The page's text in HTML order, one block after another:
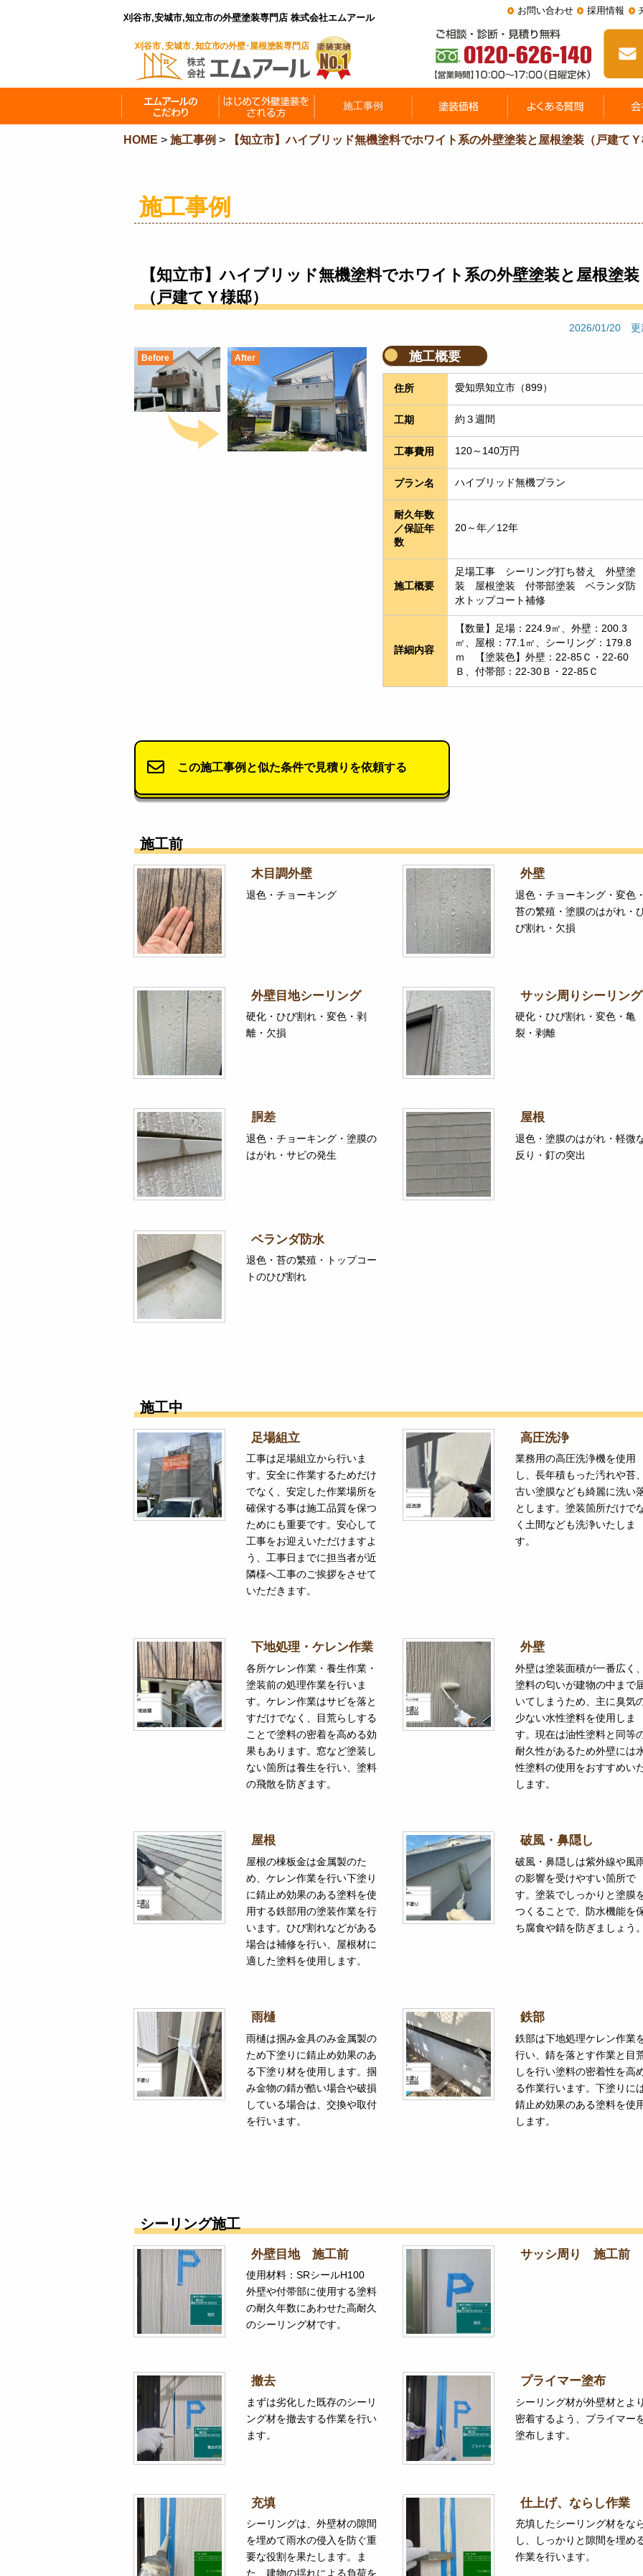
刈谷市,安城市,知立市の外壁塗装専門店 株式会社エムアール
お問い合わせ 採用情報
HOME > 施工事例 > 【知立市】ハイブリッド無機塗料でホワイト系の外壁塗装と屋根塗装（戸建て
施工事例
【知立市】ハイブリッド無機塗料でホワイト系の外壁塗装と屋根塗装
（戸建てＹ様邸）
2026/01/20 更
Before After 施工概要
住所 愛知県知立市（899）
工期 約３週間
工事費用 120～140万円
プラン名 ハイブリッド無機プラン
耐久年数
／保証年
数
20～年／12年
施工概要
足場工事　シーリング打ち替え　外壁塗
装　屋根塗装　付帯部塗装　ベランダ防
水トップコート補修
詳細内容
【数量】足場：224.9㎡、外壁：200.3
㎡、屋根：77.1㎡、シーリング：179.8
ｍ　【塗装色】外壁：22-85Ｃ・22-60
Ｂ、付帯部：22-30Ｂ・22-85Ｃ
この施工事例と似た条件で見積りを依頼する
施工前
木目調外壁
退色・チョーキング
外壁
退色・チョーキング・変色
苔の繁殖・塗膜のはがれ・
び割れ・欠損
外壁目地シーリング
硬化・ひび割れ・変色・剥
離・欠損
サッシ周りシーリング
硬化・ひび割れ・変色・亀
裂・剥離
胴差
退色・チョーキング・塗膜の
はがれ・サビの発生
屋根
退色・塗膜のはがれ・軽微
反り・釘の突出
ベランダ防水
退色・苔の繁殖・トップコー
トのひび割れ
施工中
足場組立
工事は足場組立から行いま
す。安全に作業するためだけ
でなく、安定した作業場所を
確保する事は施工品質を保つ
ためにも重要です。安心して
工事をお迎えいただけますよ
う、工事日までに担当者が近
隣様へ工事のご挨拶をさせて
いただきます。
高圧洗浄
業務用の高圧洗浄機を使用
し、長年積もった汚れや苔
古い塗膜なども綺麗に洗い
とします。塗装箇所だけで
く土間なども洗浄いたしま
す。
下地処理・ケレン作業
各所ケレン作業・養生作業・
塗装前の処理作業を行いま
す。ケレン作業はサビを落と
すだけでなく、目荒らしする
ことで塗料の密着を高める効
果もあります。窓など塗装し
ない箇所は養生を行い、塗料
の飛散を防ぎます。
外壁
外壁は塗装面積が一番広く
塗料の匂いが建物の中まで
いてしまうため、主に臭気
少ない水性塗料を使用しま
す。現在は油性塗料と同等
耐久性があるため外壁には
性塗料の使用をおすすめい
します。
屋根
屋根の棟板金は金属製のた
め、ケレン作業を行い下塗り
に錆止め効果のある塗料を使
用する鉄部用の塗装作業を行
います。ひび割れなどがある
場合は補修を行い、屋根材に
適した塗料を使用します。
破風・鼻隠し
破風・鼻隠しは紫外線や風
の影響を受けやすい箇所で
す。塗装でしっかりと塗膜
つくることで、防水機能を
ち腐食や錆を防ぎましょう
雨樋
雨樋は掴み金具のみ金属製の
ため下塗りに錆止め効果のあ
る下塗り材を使用します。掴
み金物の錆が酷い場合や破損
している場合は、交換や取付
を行います。
鉄部
鉄部は下地処理ケレン作業
行い、錆を落とす作業と目
しを行い塗料の密着性を高
る作業行います。下塗りに
錆止め効果のある塗料を使
します。
シーリング施工
外壁目地 施工前
使用材料：SRシールH100
外壁や付帯部に使用する塗料
の耐久年数にあわせた高耐久
のシーリング材です。
サッシ周り 施工前
撤去
まずは劣化した既存のシーリ
ング材を撤去する作業を行い
ます。
プライマー塗布
シーリング材が外壁材とよ
密着するよう、プライマー
塗布します。
充填
シーリングは、外壁材の隙間
を埋めて雨水の侵入を防ぐ重
要な役割を果たします。ま
た、建物の揺れによる負荷を
仕上げ、ならし作業
充填したシーリング材をな
し、しっかりと隙間を埋め
作業を行います。